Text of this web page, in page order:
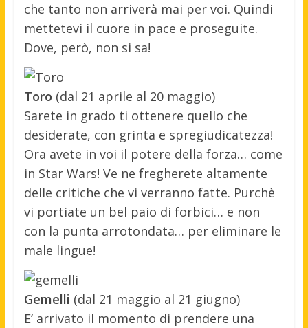
che tanto non arriverà mai per voi. Quindi
mettetevi il cuore in pace e proseguite.
Dove, però, non si sa!
Toro (dal 21 aprile al 20 maggio)
Sarete in grado ti ottenere quello che
desiderate, con grinta e spregiudicatezza!
Ora avete in voi il potere della forza… come
in Star Wars! Ve ne fregherete altamente
delle critiche che vi verranno fatte. Purchè
vi portiate un bel paio di forbici… e non
con la punta arrotondata… per eliminare le
male lingue!
Gemelli (dal 21 maggio al 21 giugno)
E’ arrivato il momento di prendere una